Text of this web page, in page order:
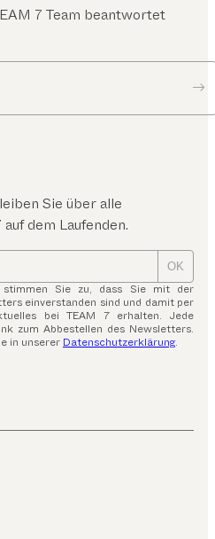
7 Team beantwortet
Sie über alle
dem Laufenden.
OK
stimmen Sie zu, dass Sie mit der
einverstanden sind und damit per
bei TEAM 7 erhalten. Jede
zum Abbestellen des Newsletters.
in unserer Datenschutzerklärung.